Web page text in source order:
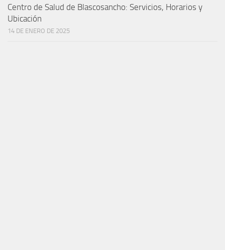
Centro de Salud de Blascosancho: Servicios, Horarios y
Ubicación
14 DE ENERO DE 2025